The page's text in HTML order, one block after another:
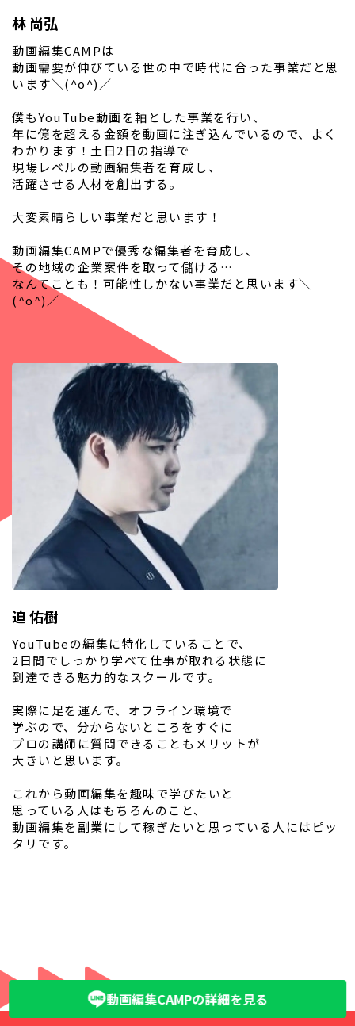
動画編集CAMPの詳細を見る
林 尚弘
動画編集CAMPは
動画需要が伸びている世の中で時代に合った事業だと思
います＼(^o^)／
僕もYouTube動画を軸とした事業を行い、
年に億を超える金額を動画に注ぎ込んでいるので、よく
わかります！土日2日の指導で
現場レベルの動画編集者を育成し、
活躍させる人材を創出する。
大変素晴らしい事業だと思います！
動画編集CAMPで優秀な編集者を育成し、
その地域の企業案件を取って儲ける…
なんてことも！可能性しかない事業だと思います＼
(^o^)／
迫 佑樹
YouTubeの編集に特化していることで、
2日間でしっかり学べて仕事が取れる状態に
到達できる魅力的なスクールです。
実際に足を運んで、オフライン環境で
学ぶので、分からないところをすぐに
プロの講師に質問できることもメリットが
大きいと思います。
これから動画編集を趣味で学びたいと
思っている人はもちろんのこと、
動画編集を副業にして稼ぎたいと思っている人にはピッ
タリです。